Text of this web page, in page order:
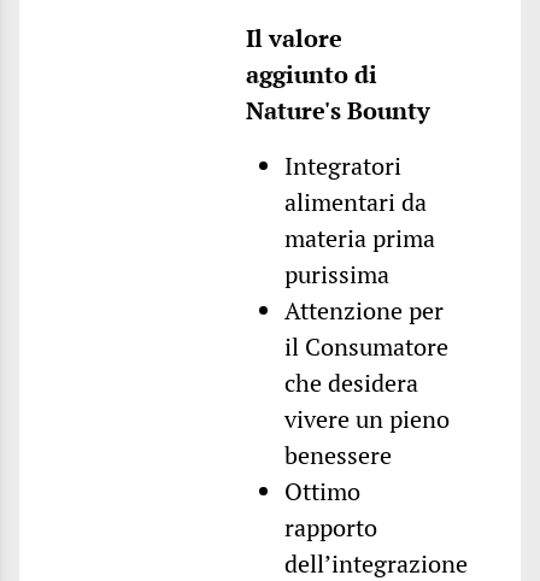
Il valore
aggiunto di
Nature's Bounty
Integratori
alimentari da
materia prima
purissima
Attenzione per
il Consumatore
che desidera
vivere un pieno
benessere
Ottimo
rapporto
dell’integrazione